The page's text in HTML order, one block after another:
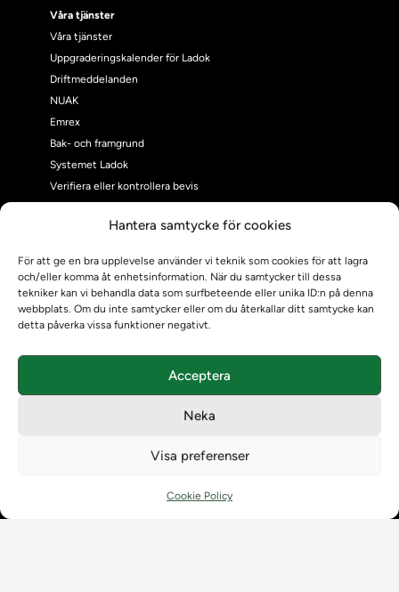
Hantera samtycke för cookies
För att ge en bra upplevelse använder vi teknik som cookies för att lagra
och/eller komma åt enhetsinformation. När du samtycker till dessa
tekniker kan vi behandla data som surfbeteende eller unika ID:n på denna
webbplats. Om du inte samtycker eller om du återkallar ditt samtycke kan
detta påverka vissa funktioner negativt.
Acceptera
Neka
Visa preferenser
Cookie Policy
Våra tjänster
Våra tjänster
Uppgraderingskalender för Ladok
Driftmeddelanden
NUAK
Emrex
Bak- och framgrund
Systemet Ladok
Verifiera eller kontrollera bevis
Om Ladokkonsortiet
Ladokkonsortiet internationellt
Vision, strategi och produktplan
Användarkontakter
Kontaktuppgifter till lärosätenas Ladoksupport